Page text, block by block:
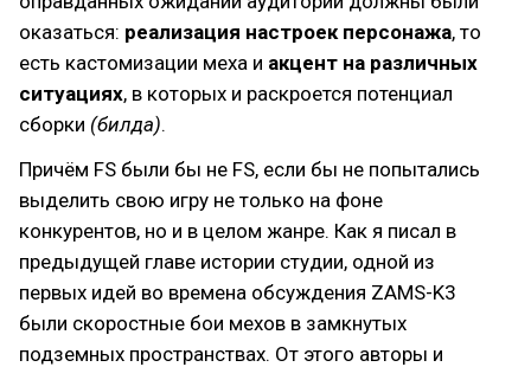
оказаться: реализация настроек персонажа, то
есть кастомизации меха и акцент на различных
ситуациях, в которых и раскроется потенциал
сборки (билда).
Причём FS были бы не FS, если бы не попытались
выделить свою игру не только на фоне
конкурентов, но и в целом жанре. Как я писал в
предыдущей главе истории студии, одной из
первых идей во времена обсуждения ZAMS-K3
были скоростные бои мехов в замкнутых
подземных пространствах. От этого авторы и